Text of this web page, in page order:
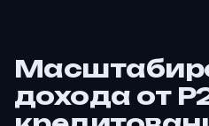
дохода от